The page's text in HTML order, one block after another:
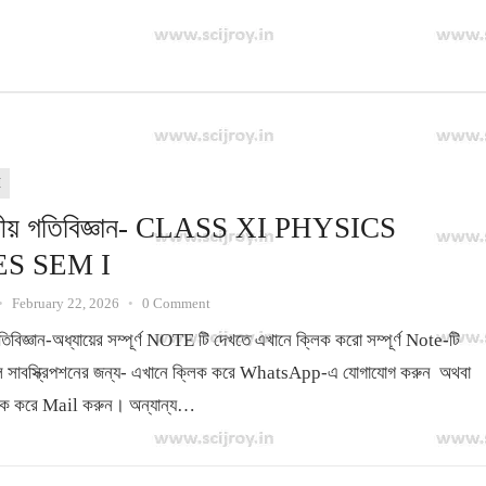
গতিবিজ্ঞান- CLASS XI PHYSICS
SEM I
• February 22, 2026 • 0 Comment
অধ্যায়ের সম্পূর্ণ NOTE টি দেখতে এখানে ক্লিক করো সম্পূর্ণ Note-টি
সাবস্ক্রিপশনের জন্য- এখানে ক্লিক করে WhatsApp-এ যোগাযোগ করুন অথবা
করে Mail করুন। অন্যান্য…